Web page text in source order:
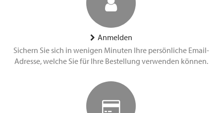
Anmelden
Sichern Sie sich in wenigen Minuten Ihre persönliche Email-
Adresse, welche Sie für Ihre Bestellung verwenden können.